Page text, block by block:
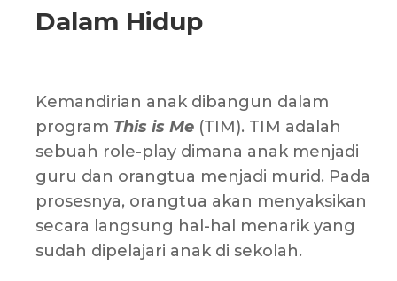
Dalam Hidup
Kemandirian anak dibangun dalam
program This is Me (TIM). TIM adalah
sebuah role-play dimana anak menjadi
guru dan orangtua menjadi murid. Pada
prosesnya, orangtua akan menyaksikan
secara langsung hal-hal menarik yang
sudah dipelajari anak di sekolah.